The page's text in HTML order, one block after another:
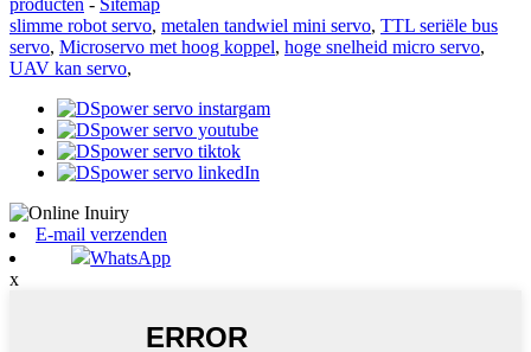
slimme robot servo, metalen tandwiel mini servo, TTL seriële bus
servo, Microservo met hoog koppel, hoge snelheid micro servo,
UAV kan servo,
E-mail verzenden
WhatsApp
x